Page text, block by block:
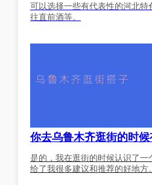
可以选择一些有代表性的河北特
往直前酒等。
你去乌鲁木齐逛街的时
是的，我在逛街的时候认识了一
给了我很多建议和推荐的好地方。